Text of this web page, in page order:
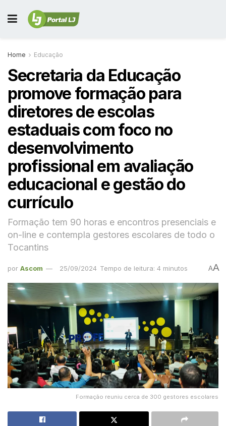
Home Educação
Secretaria da Educação
promove formação para
diretores de escolas
estaduais com foco no
desenvolvimento
profissional em avaliação
educacional e gestão do
currículo
Formação tem 90 horas e encontros presenciais e
on-line e contempla gestores escolares de todo o
Tocantins
por Ascom 25/09/2024 Tempo de leitura: 4 minutos AA
Formação reuniu cerca de 300 gestores escolares